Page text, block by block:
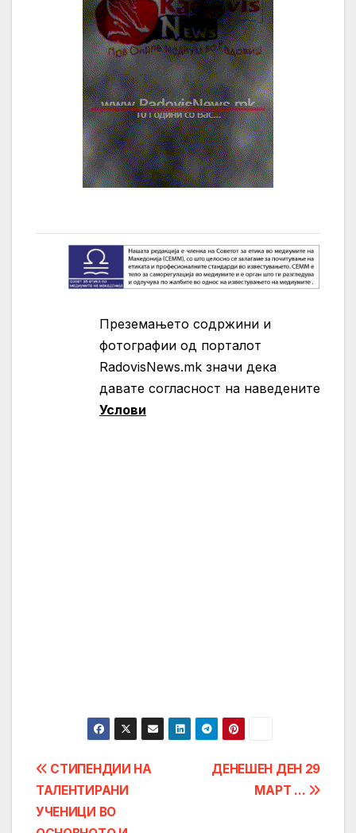
Преземањето содржини и
фотографии од порталот
RadovisNews.mk значи дека
давате согласност на нaведените
Услови
Post
navigation
ДЕНЕШЕН ДЕН 29
МАРТ …
СТИПЕНДИИ НА
ТАЛЕНТИРАНИ
УЧЕНИЦИ ВО